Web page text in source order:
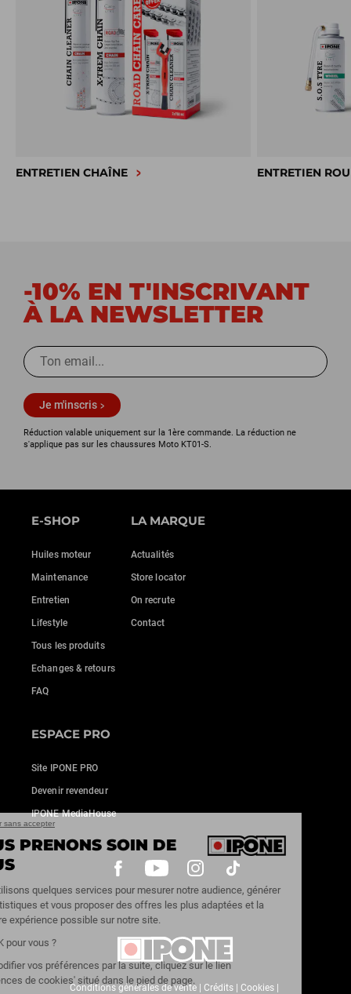
Continuer sans accepter
NOUS PRENONS SOIN DE
Nous utilisons quelques services pour mesurer notre audience, générer
des statistiques et vous proposer des offres les plus adaptées et la
meilleure expérience possible sur notre site.
C'est OK pour vous ?
Pour modifier vos préférences par la suite, cliquez sur le lien
'Préférences de cookies' situé dans le pied de page.
ENTRETIEN CHAÎNE ENTRETIEN
-10% EN T'INSCRIVANT
À LA NEWSLETTER
Je m'inscris
Réduction valable uniquement sur la 1ère commande. La réduction ne
s'applique pas sur les chaussures Moto KT01-S.
E-SHOP
Huiles moteur
Maintenance
Entretien
Lifestyle
Tous les produits
Echanges & retours
FAQ
LA MARQUE
Actualités
Store locator
On recrute
Contact
ESPACE PRO
Site IPONE PRO
Devenir revendeur
IPONE MediaHouse
Conditions générales de vente Crédits Cookies